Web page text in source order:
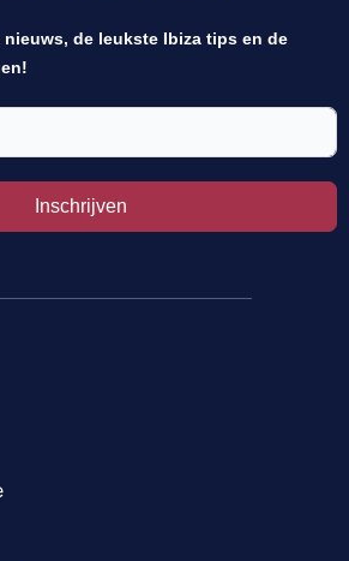
de leukste Ibiza tips en de
Inschrijven